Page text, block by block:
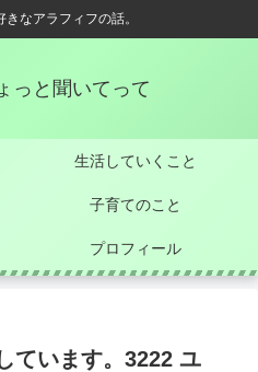
なアラフィフの話。
っと聞いてって
生活していくこと
子育てのこと
プロフィール
ています。3222 ユ